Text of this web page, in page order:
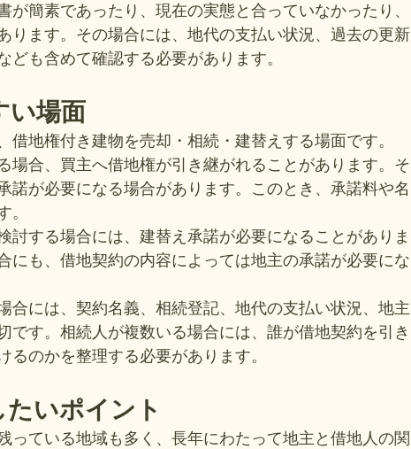
簡素であったり、現在の実態と合っていなかったり、
ります。その場合には、地代の支払い状況、過去の更新
も含めて確認する必要があります。
い場面
地権付き建物を売却・相続・建替えする場面です。
場合、買主へ借地権が引き継がれることがあります。そ
諾が必要になる場合があります。このとき、承諾料や名
討する場合には、建替え承諾が必要になることがありま
にも、借地契約の内容によっては地主の承諾が必要にな
合には、契約名義、相続登記、地代の支払い状況、地主
です。相続人が複数いる場合には、誰が借地契約を引き
のかを整理する必要があります。
いポイント
っている地域も多く、長年にわたって地主と借地人の関